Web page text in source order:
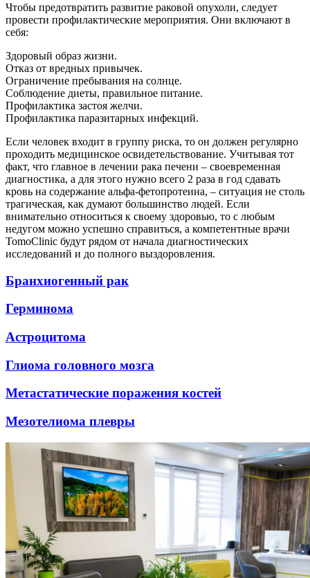
Чтобы предотвратить развитие раковой опухоли, следует
провести профилактические мероприятия. Они включают в
себя:
Здоровый образ жизни.
Отказ от вредных привычек.
Ограничение пребывания на солнце.
Соблюдение диеты, правильное питание.
Профилактика застоя желчи.
Профилактика паразитарных инфекций.
Если человек входит в группу риска, то он должен регулярно
проходить медицинское освидетельствование. Учитывая тот
факт, что главное в лечении рака печени – своевременная
диагностика, а для этого нужно всего 2 раза в год сдавать
кровь на содержание альфа-фетопротеина, – ситуация не столь
трагическая, как думают большинство людей. Если
внимательно относиться к своему здоровью, то с любым
недугом можно успешно справиться, а компетентные врачи
TomoClinic будут рядом от начала диагностических
исследований и до полного выздоровления.
Бранхиогенный рак
Герминома
Астроцитома
Глиома головного мозга
Метастатические поражения костей
Мезотелиома плевры